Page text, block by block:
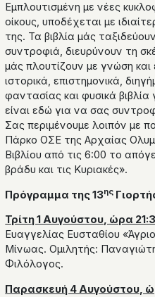
Εμπλουτισμένη με νέες
οίκους, υποδέχεται με
της. Τα βιβλία μάς
συντροφιά, διευρύνουν τη
μάς πλουτίζουν με γνώση
ιστορικά, επιστημονικά,
φαντασίας και φυσικά
είναι εδώ για να σας
Σας περιμένουμε λοιπόν με
Πάρκο ΟΣΕ της Αρχαίας
Βιβλίου από τις 6:00 το
βράδυ και τις Κυριακές».
Πρόγραμμα της 13ης
Τρίτη 1 Αυγούστου, ώρα
Ευαγγελίας Ευσταθίου
Μίνωας. Ομιλητής:
Φιλόλογος.
Παρασκευή 4 Αυγούστου,